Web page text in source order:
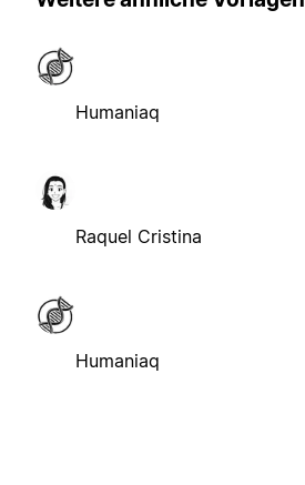
Humaniaq
Raquel Cristina
Humaniaq